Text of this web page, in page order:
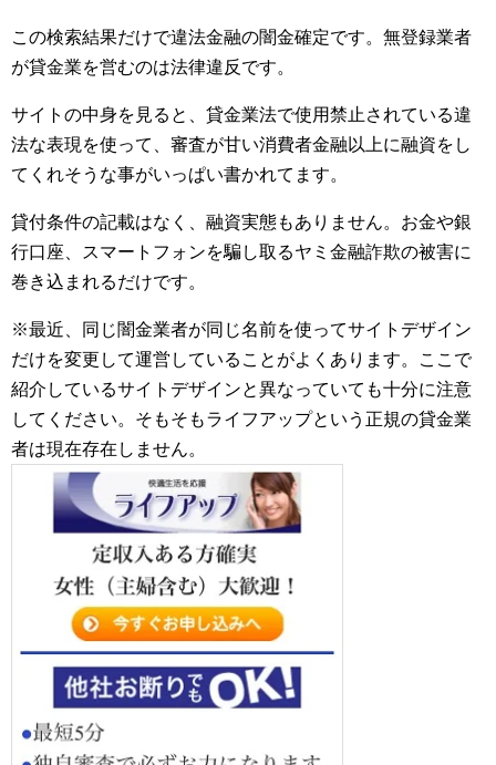
この検索結果だけで違法金融の闇金確定です。無登録業者
が貸金業を営むのは法律違反です。
サイトの中身を見ると、貸金業法で使用禁止されている違
法な表現を使って、審査が甘い消費者金融以上に融資をし
てくれそうな事がいっぱい書かれてます。
貸付条件の記載はなく、融資実態もありません。お金や銀
行口座、スマートフォンを騙し取るヤミ金融詐欺の被害に
巻き込まれるだけです。
※最近、同じ闇金業者が同じ名前を使ってサイトデザイン
だけを変更して運営していることがよくあります。ここで
紹介しているサイトデザインと異なっていても十分に注意
してください。そもそもライフアップという正規の貸金業
者は現在存在しません。